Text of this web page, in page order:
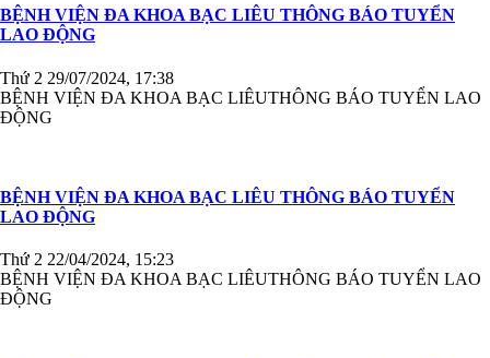
BỆNH VIỆN ĐA KHOA BẠC LIÊU THÔNG BÁO TUYỂN
LAO ĐỘNG
Thứ 2 29/07/2024, 17:38
BỆNH VIỆN ĐA KHOA BẠC LIÊUTHÔNG BÁO TUYỂN LAO
ĐỘNG
BỆNH VIỆN ĐA KHOA BẠC LIÊU THÔNG BÁO TUYỂN
LAO ĐỘNG
Thứ 2 22/04/2024, 15:23
BỆNH VIỆN ĐA KHOA BẠC LIÊUTHÔNG BÁO TUYỂN LAO
ĐỘNG